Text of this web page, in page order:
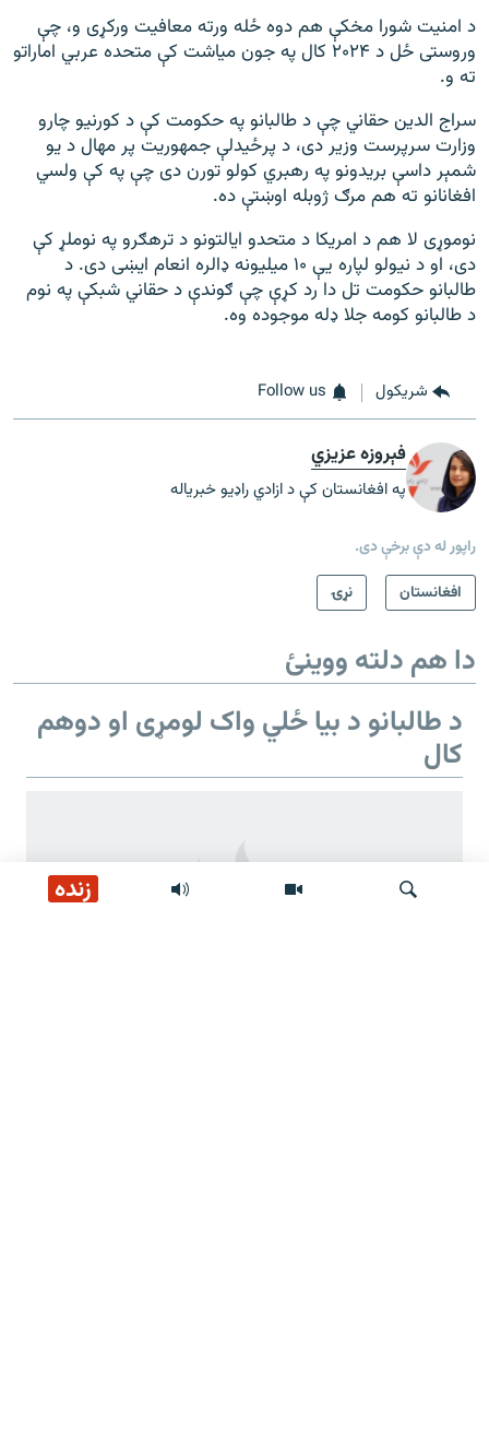
زنده
د امنیت شورا مخکې هم دوه ځله ورته معافیت ورکړی و، چې
وروستی ځل د ۲۰۲۴ کال په جون میاشت کې متحده عربي اماراتو
ته و.
سراج الدین حقاني چې د طالبانو په حکومت کې د کورنیو چارو
وزارت سرپرست وزیر دی، د پرځیدلې جمهوریت پر مهال د یو
شمېر داسې بریدونو په رهبري کولو تورن دی چې په کې ولسي
افغانانو ته هم مرګ ژوبله اوښتې ده.
نوموړی لا هم د امریکا د متحدو ایالتونو د ترهګرو په نوملړ کې
دی، او د نیولو لپاره یې ۱۰ میلیونه ډالره انعام ایښی دی. د
طالبانو حکومت تل دا رد کړې چې ګوندې د حقاني شبکې په نوم
د طالبانو کومه جلا ډله موجوده وه.
شريکول Follow us
فېروزه عزیزي
په افغانستان کې د ازادي راډیو خبریاله
راپور له دې برخې دی.
افغانستان
نړۍ
دا هم دلته ووینئ
د طالبانو د بیا ځلي واک لومړی او دوهم
کال